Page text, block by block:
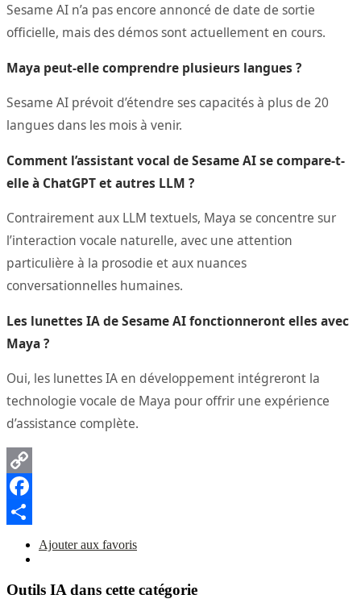
Sesame AI n’a pas encore annoncé de date de sortie
officielle, mais des démos sont actuellement en cours.
Maya peut-elle comprendre plusieurs langues ?
Sesame AI prévoit d’étendre ses capacités à plus de 20
langues dans les mois à venir.
Comment l’assistant vocal de Sesame AI se compare-t-
elle à ChatGPT et autres LLM ?
Contrairement aux LLM textuels, Maya se concentre sur
l’interaction vocale naturelle, avec une attention
particulière à la prosodie et aux nuances
conversationnelles humaines.
Les lunettes IA de Sesame AI fonctionneront elles avec
Maya ?
Oui, les lunettes IA en développement intégreront la
technologie vocale de Maya pour offrir une expérience
d’assistance complète.
Copy
Link
Facebook
PartagerAjouter aux favoris
Outils IA dans cette catégorie